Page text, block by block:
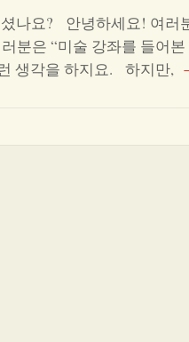
요? 안녕하세요! 여러
분은 “미술 강좌를 들어
생각을 하지요. 하지만,